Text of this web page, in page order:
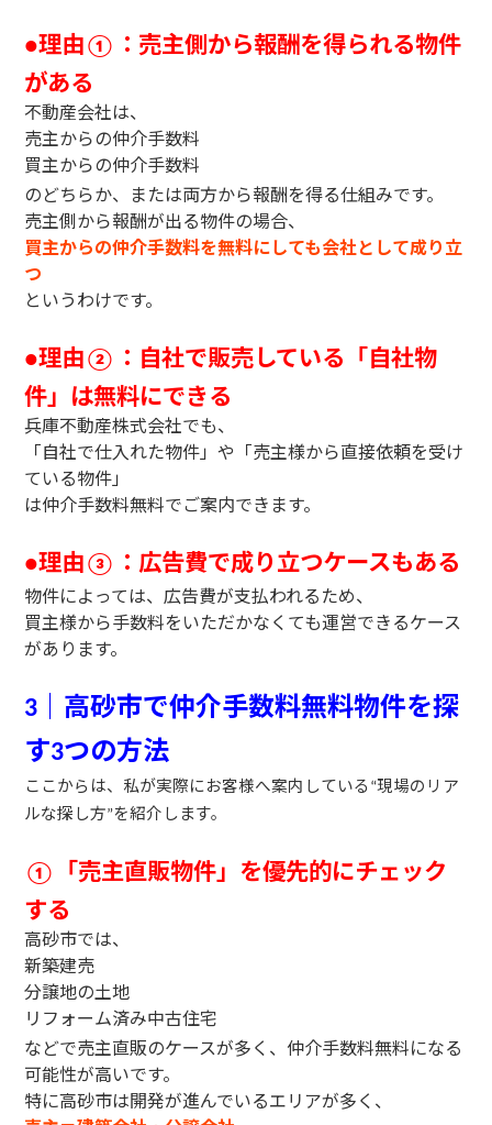
●理由① ：売主側から報酬を得られる物件
がある
不動産会社は、
売主からの仲介手数料
買主からの仲介手数料
のどちらか、または両方から報酬を得る仕組みです。
売主側から報酬が出る物件の場合、
買主からの仲介手数料を無料にしても会社として成り立
つ
というわけです。
●理由② ：自社で販売している「自社物
件」は無料にできる
兵庫不動産株式会社でも、
「自社で仕入れた物件」や「売主様から直接依頼を受け
ている物件」
は仲介手数料無料でご案内できます。
●理由③ ：広告費で成り立つケースもある
物件によっては、広告費が支払われるため、
買主様から手数料をいただかなくても運営できるケース
があります。
3 ｜高砂市で仲介手数料無料物件を探
す3つの方法
ここからは、私が実際にお客様へ案内している “現場のリア
ルな探し方”を紹介します。
①
「売主直販物件」を優先的にチェック
する
高砂市では、
新築建売
分譲地の土地
リフォーム済み中古住宅
などで売主直販のケースが多く、仲介手数料無料になる
可能性が高いです。
特に高砂市は開発が進んでいるエリアが多く、